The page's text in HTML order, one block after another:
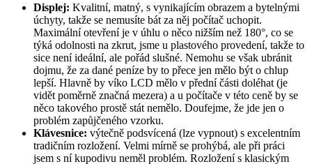
Displej: Kvalitní, matný, s vynikajícím obrazem a bytelnými
úchyty, takže se nemusíte bát za něj počítač uchopit.
Maximální otevření je v úhlu o něco nižším než 180°, co se
týká odolnosti na zkrut, jsme u plastového provedení, takže to
sice není ideální, ale pořád slušné. Nemohu se však ubránit
dojmu, že za dané peníze by to přece jen mělo být o chlup
lepší. Hlavně by víko LCD mělo v přední části doléhat (je
vidět poměrně značná mezera) a u počítače v této ceně by se
něco takového prostě stát nemělo. Doufejme, že jde jen o
problém zapůjčeného vzorku.
Klávesnice: výtečně podsvícená (lze vypnout) s excelentním
tradičním rozložení. Velmi mírně se prohýbá, ale při práci
jsem s ní kupodivu neměl problém. Rozložení s klasickým